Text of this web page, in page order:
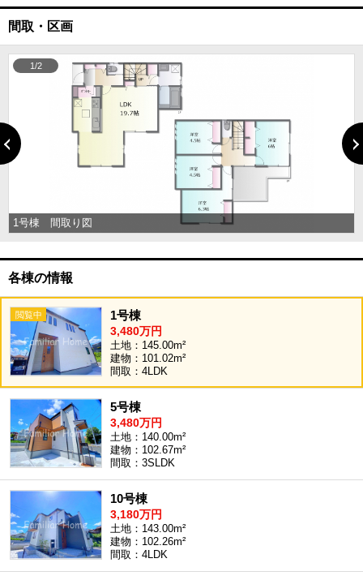
間取・区画
1号棟 間取り図
1/2
各棟の情報
1号棟
3,480万円
土地：145.00m²
建物：101.02m²
間取：4LDK
5号棟
3,480万円
土地：140.00m²
建物：102.67m²
間取：3SLDK
10号棟
3,180万円
土地：143.00m²
建物：102.26m²
間取：4LDK